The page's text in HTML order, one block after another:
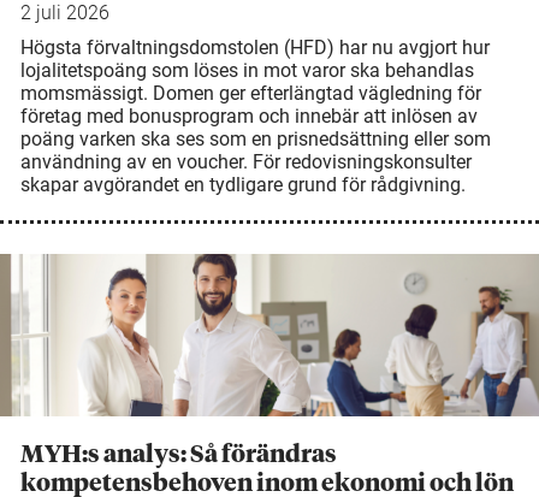
2 juli 2026
Högsta förvaltningsdomstolen (HFD) har nu avgjort hur
lojalitetspoäng som löses in mot varor ska behandlas
momsmässigt. Domen ger efterlängtad vägledning för
företag med bonusprogram och innebär att inlösen av
poäng varken ska ses som en prisnedsättning eller som
användning av en voucher. För redovisningskonsulter
skapar avgörandet en tydligare grund för rådgivning.
MYH:s analys: Så förändras
kompetensbehoven inom ekonomi och lön